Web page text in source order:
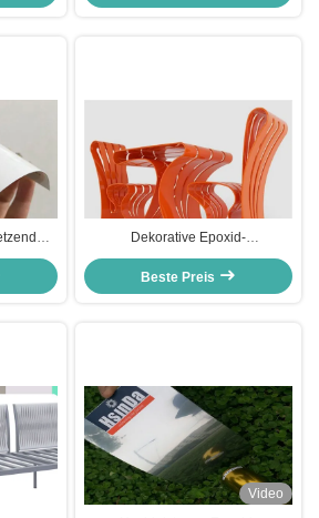
Epoxy-Beschichtung
Glatter
Dekorative Epoxid-
Pulverbeschichtung für
Metallmöbel, kundenspezifische
Pulverbeschichtung
Beste Preis
Video